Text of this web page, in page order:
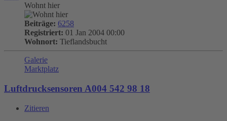
Wohnt hier
Beiträge: 6258
Registriert: 01 Jan 2004 00:00
Wohnort: Tieflandsbucht
Galerie
Marktplatz
Luftdrucksensoren A004 542 98 18
Zitieren